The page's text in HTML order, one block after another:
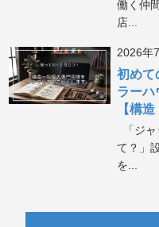
働く仲
店...
2026年
初めて
ラーハ
【構
「ジ
て？」
を...